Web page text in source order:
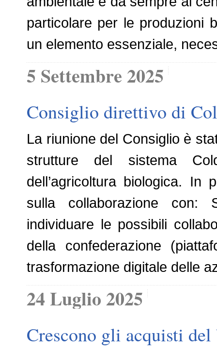
particolare per le produzioni
un elemento essenziale,
5 Settembre 2025
Consiglio direttivo di
La riunione del Consiglio è
strutture del sistema
dell’agricoltura biologica. In
sulla collaborazione con:
individuare le possibili
della confederazione
trasformazione digitale delle
24 Luglio 2025
Crescono gli acquisti